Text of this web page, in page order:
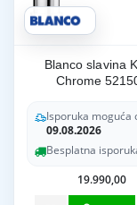
Blanco slavina
Chrome
Isporuka moguća
09.08.2026
Besplatna
19.990,00